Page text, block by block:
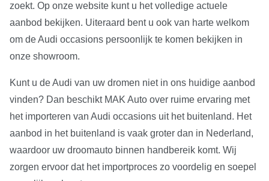
zoekt. Op onze website kunt u het volledige actuele
aanbod bekijken. Uiteraard bent u ook van harte welkom
om de Audi occasions persoonlijk te komen bekijken in
onze showroom.
Kunt u de Audi van uw dromen niet in ons huidige aanbod
vinden? Dan beschikt MAK Auto over ruime ervaring met
het importeren van Audi occasions uit het buitenland. Het
aanbod in het buitenland is vaak groter dan in Nederland,
waardoor uw droomauto binnen handbereik komt. Wij
zorgen ervoor dat het importproces zo voordelig en soepel